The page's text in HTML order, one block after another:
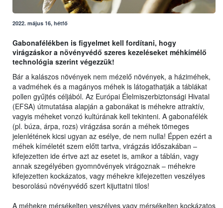
2022. május 16, hétfő
Gabonafélékben is figyelmet kell fordítani, hogy
virágzáskor a növényvédő szeres kezeléseket méhkímélő
technológia szerint végezzük!
Bár a kalászos növények nem mézelő növények, a háziméhek,
a vadméhek és a magányos méhek is látogathatják a táblákat
pollen gyűjtés céljából. Az Európai Élelmiszerbiztonsági Hivatal
(EFSA) útmutatása alapján a gabonákat is méhekre attraktív,
vagyis méheket vonzó kultúrának kell tekinteni. A gabonafélék
(pl. búza, árpa, rozs) virágzása során a méhek tömeges
jelenlétének kicsi ugyan az esélye, de nem nulla! Éppen ezért a
méhek kíméletét szem előtt tartva, virágzás időszakában –
kifejezetten ide értve azt az esetet is, amikor a táblán, vagy
annak szegélyében gyomnövények virágoznak – méhekre
kifejezetten kockázatos, vagy méhekre kifejezetten veszélyes
besorolású növényvédő szert kijuttatni tilos!
A méhekre mérsékelten veszélyes vagy mérsékelten kockázatos